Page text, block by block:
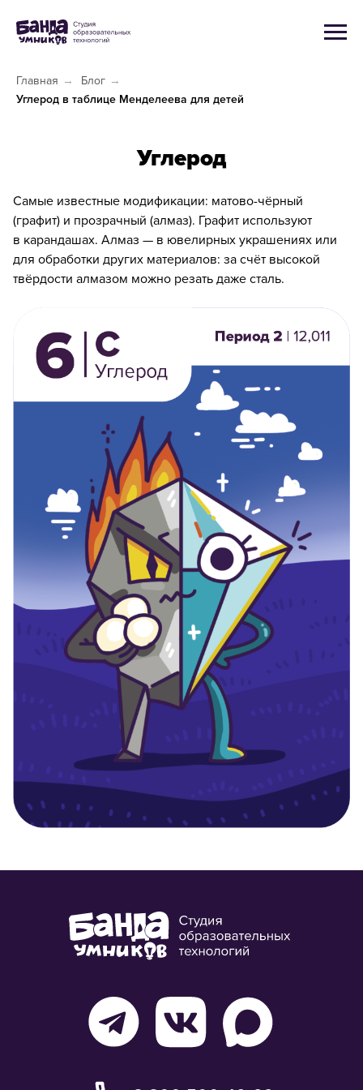
Главная → Блог →
Углерод в таблице Менделеева для детей
Углерод
Самые известные модификации: матово-чёрный
(графит) и прозрачный (алмаз). Графит используют
в карандашах. Алмаз — в ювелирных украшениях или
для обработки других материалов: за счёт высокой
твёрдости алмазом можно резать даже сталь.
info@bandaumnikov.ru